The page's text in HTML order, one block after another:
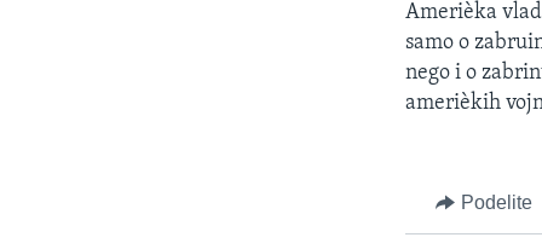
Amerièka
samo o
nego i o
amerièkih
Podelite